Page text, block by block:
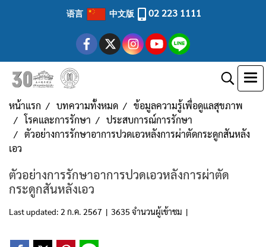
语言 中文版 02 223 1111
หน้าแรก บทความทั้งหมด
ข้อมูลความรู้เพื่อดูแลสุขภาพ
โรคและการรักษา
ประสบการณ์การรักษา
ตัวอย่างการรักษาอาการปวดเอวหลังการผ่าตัดกระดูกสันหลัง
เอว
ตัวอย่างการรักษาอาการปวดเอวหลังการผ่าตัด
กระดูกสันหลังเอว
Last updated: 2 ก.ค. 2567 | 3635 จำนวนผู้เข้าชม |